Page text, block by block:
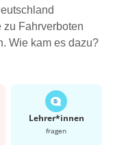
zu Fahrverboten
Wie kam es dazu?
Lehrer*​innen
fragen